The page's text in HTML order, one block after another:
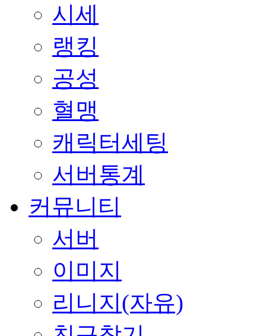
시세
랭킹
공성
혈맹
캐릭터세팅
서버통계
커뮤니티
서버
이미지
리니지(자유)